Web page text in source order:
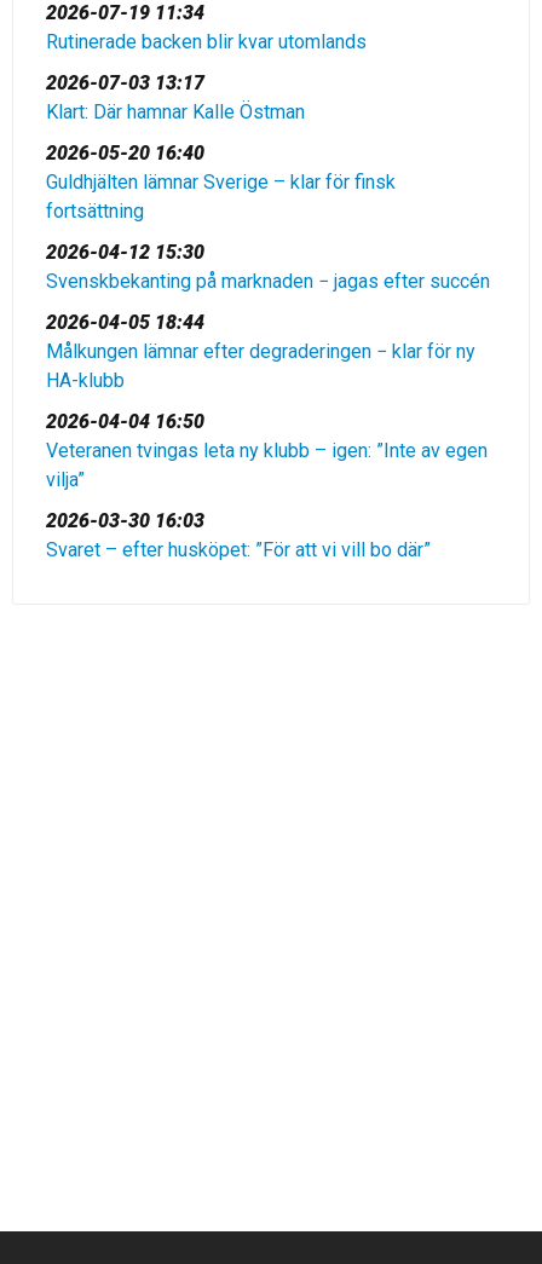
2026-07-19 11:34
Rutinerade backen blir kvar utomlands
2026-07-03 13:17
Klart: Där hamnar Kalle Östman
2026-05-20 16:40
Guldhjälten lämnar Sverige – klar för finsk
fortsättning
2026-04-12 15:30
Svenskbekanting på marknaden − jagas efter succén
2026-04-05 18:44
Målkungen lämnar efter degraderingen − klar för ny
HA-klubb
2026-04-04 16:50
Veteranen tvingas leta ny klubb – igen: ”Inte av egen
vilja”
2026-03-30 16:03
Svaret – efter husköpet: ”För att vi vill bo där”